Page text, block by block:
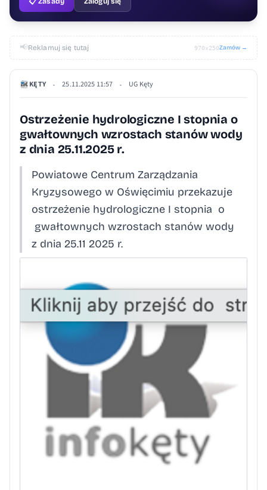
📢Reklamuj się tutaj 970×250Zamów →
KĘTY • 25.11.2025 11:57 • UG Kęty
Ostrzeżenie hydrologiczne I stopnia o
gwałtownych wzrostach stanów wody
z dnia 25.11.2025 r.
Powiatowe Centrum Zarządzania
Kryzysowego w Oświęcimiu przekazuje
ostrzeżenie hydrologiczne I stopnia o
gwałtownych wzrostach stanów wody
z dnia 25.11 2025 r.